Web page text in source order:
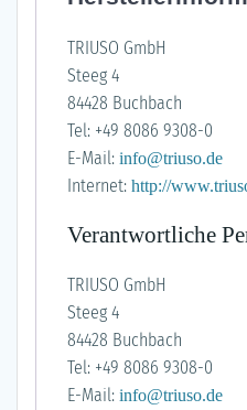
TRIUSO GmbH
Steeg 4
84428 Buchbach
Tel: +49 8086 9308-0
E-Mail: info@triuso.de
Internet: http://
Verantwortliche
TRIUSO GmbH
Steeg 4
84428 Buchbach
Tel: +49 8086 9308-0
E-Mail: info@triuso.de